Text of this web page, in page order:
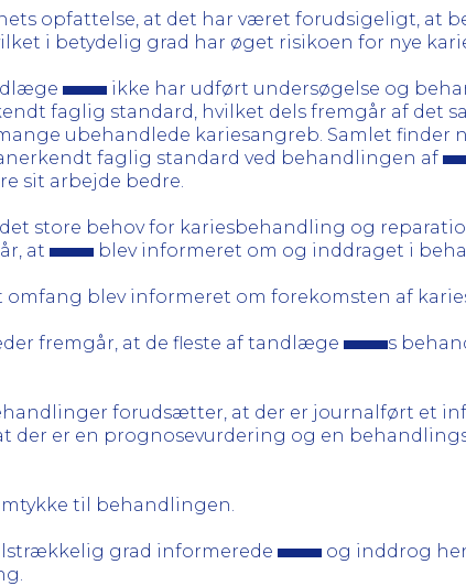
opfattelse, at det har været forudsigeligt, at
i betydelig grad har øget risikoen for nye
ikke har udført undersøgelse og
faglig standard, hvilket dels fremgår af det
ubehandlede kariesangreb. Samlet
faglig standard ved behandlingen af
sit arbejde bedre.
store behov for kariesbehandling og
at
blev informeret om og inddraget i
blev informeret om forekomsten af
fremgår, at de fleste af tandlæge
s
forudsætter, at der er journalført et
der er en prognosevurdering og en
til behandlingen.
grad informerede
og inddrog